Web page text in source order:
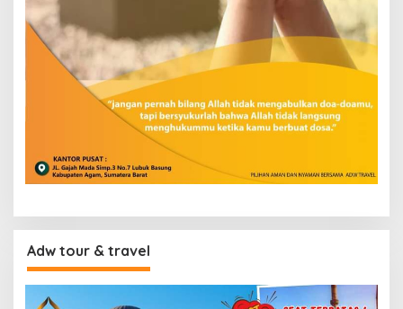
Adw tour & travel